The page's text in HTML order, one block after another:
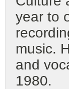
year to
music.
and
1980.